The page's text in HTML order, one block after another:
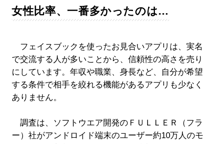
女性比率、一番多かったのは…
フェイスブックを使ったお見合いアプリは、実名
で交流する人が多いことから、信頼性の高さを売り
にしています。年収や職業、身長など、自分が希望
する条件で相手を絞れる機能があるアプリも少なく
ありません。
調査は、ソフトウエア開発のＦＵＬＬＥＲ（フラ
ー）社がアンドロイド端末のユーザー約10万人のモ